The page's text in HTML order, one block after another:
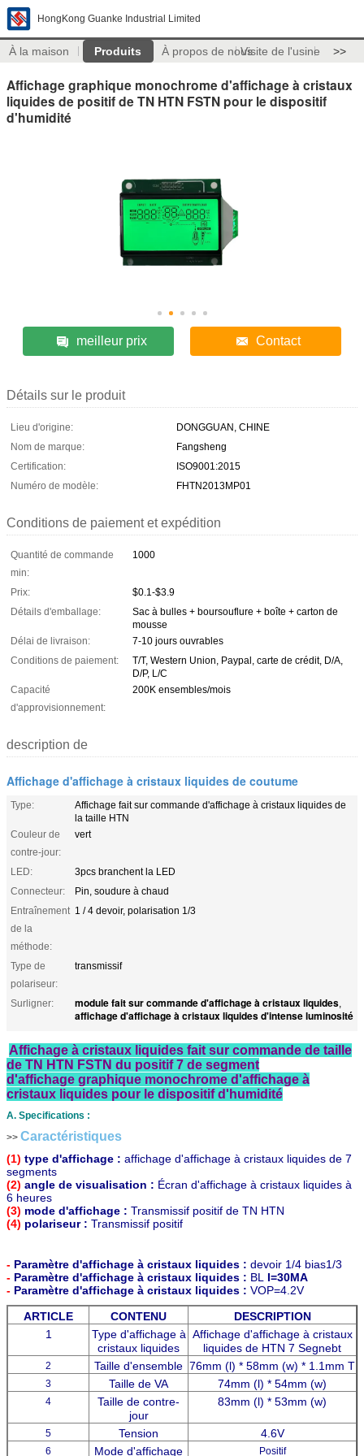
HongKong Guanke Industrial Limited
À la maison Produits À propos de nousVisite de l'usine >>
Affichage graphique monochrome d'affichage à cristaux
liquides de positif de TN HTN FSTN pour le dispositif
d'humidité
meilleur prix Contact
Détails sur le produit
Lieu d'origine:
DONGGUAN, CHINE
Nom de marque:
Fangsheng
Certification:
ISO9001:2015
Numéro de modèle:
FHTN2013MP01
Conditions de paiement et expédition
Quantité de commande
min:
1000
Prix:
$0.1-$3.9
Détails d'emballage:
Sac à bulles + boursouflure + boîte + carton de
mousse
Délai de livraison:
7-10 jours ouvrables
Conditions de paiement:
T/T, Western Union, Paypal, carte de crédit, D/A,
D/P, L/C
Capacité
d'approvisionnement:
200K ensembles/mois
description de
Affichage d'affichage à cristaux liquides de coutume
Type:
Affichage fait sur commande d'affichage à cristaux liquides de
la taille HTN
Couleur de
contre-jour:
vert
LED:
3pcs branchent la LED
Connecteur:
Pin, soudure à chaud
Entraînement
de la
méthode:
1 / 4 devoir, polarisation 1/3
Type de
polariseur:
transmissif
Surligner: module fait sur commande d'affichage à cristaux liquides,
affichage d'affichage à cristaux liquides d'intense luminosité
Affichage à cristaux liquides fait sur commande de taille
de TN HTN FSTN du positif 7 de segment
d'affichage graphique monochrome d'affichage à
cristaux liquides pour le dispositif d'humidité
A. Specifications :
>> Caractéristiques
(1) type d'affichage : affichage d'affichage à cristaux liquides de 7
segments
(2) angle de visualisation : Écran d'affichage à cristaux liquides à
6 heures
(3) mode d'affichage : Transmissif positif de TN HTN
(4) polariseur : Transmissif positif
- Paramètre d'affichage à cristaux liquides : devoir 1/4 bias1/3
- Paramètre d'affichage à cristaux liquides : BL
I=30MA
- Paramètre d'affichage à cristaux liquides : VOP=4.2V
ARTICLE
CONTENU
DESCRIPTION
1
Type d'affichage à
cristaux liquides
Affichage d'affichage à cristaux
liquides de HTN 7 Segnebt
2 Taille d'ensemble 76mm (l) * 58mm (w) * 1.1mm T
3 Taille de VA 74mm (l) * 54mm (w)
4
Taille de contre-
jour
83mm (l) * 53mm (w)
5 Tension 4.6V
6 Mode d'affichage Positif